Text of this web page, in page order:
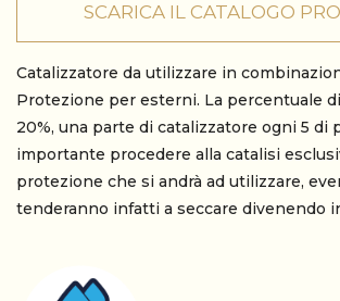
SCARICA IL CATALOGO
Catalizzatore da utilizzare in
Protezione per esterni. La percentuale
20%, una parte di catalizzatore ogni 5 di
importante procedere alla catalisi
protezione che si andrà ad utilizzare,
tenderanno infatti a seccare divenendo